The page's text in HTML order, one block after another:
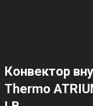
Конвектор
Thermo